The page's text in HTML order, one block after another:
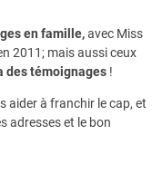
en famille,avec Miss
2011; mais aussi ceux
des témoignages !
aider à franchir le cap, et
adresses et le bon